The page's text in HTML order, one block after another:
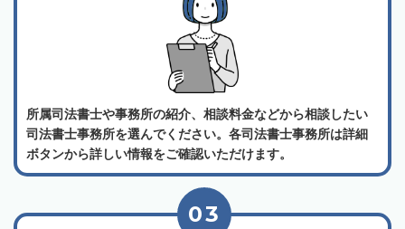
所属司法書士や事務所の紹介、相談料金などから相談したい
司法書士事務所を選んでください。各司法書士事務所は詳細
ボタンから詳しい情報をご確認いただけます。
03